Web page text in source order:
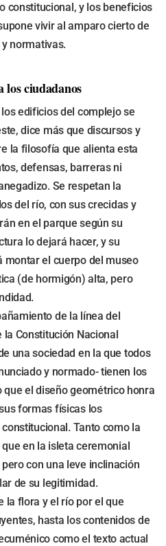
constitucional, y los beneficios
vivir al amparo cierto de
normativas.
los ciudadanos
edificios del complejo se
dice más que discursos y
la filosofía que alienta esta
defensas, barreras ni
Se respetan la
del río, con sus crecidas y
en el parque según su
lo dejará hacer, y su
montar el cuerpo del museo
(de hormigón) alta, pero
de la línea del
Constitución Nacional
una sociedad en la que todos
y normado- tienen los
que el diseño geométrico honra
formas físicas los
Tanto como la
en la isleta ceremonial
con una leve inclinación
de su legitimidad.
la flora y el río por el que
hasta los contenidos de
como el texto actual